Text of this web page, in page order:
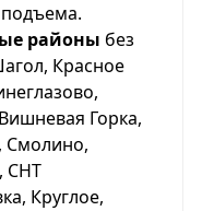
районы без
Красное
Горка,
Смолино,
СНТ
Круглое,